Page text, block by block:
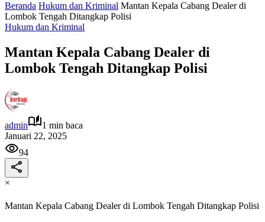
Beranda Hukum dan Kriminal Mantan Kepala Cabang Dealer di
Lombok Tengah Ditangkap Polisi
Hukum dan Kriminal
Mantan Kepala Cabang Dealer di
Lombok Tengah Ditangkap Polisi
admin
1 min baca
Januari 22, 2025
94
×
Mantan Kepala Cabang Dealer di Lombok Tengah Ditangkap Polisi